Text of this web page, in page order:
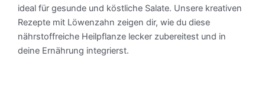
ideal für gesunde und köstliche Salate. Unsere kreativen
Rezepte mit Löwenzahn zeigen dir, wie du diese
nährstoffreiche Heilpflanze lecker zubereitest und in
deine Ernährung integrierst.